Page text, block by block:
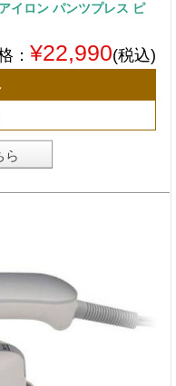
イロン パンツプレス ピ
： ¥22,990(税込)
ら